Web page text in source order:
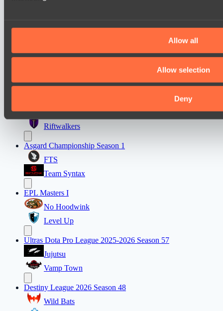
Allow all
Allow selection
Deny
Mad Dogs League 2026 Season 48
Ultras Dota Pro League 2025-2026 Season 57
Night Force
Riftwalkers
Asgard Championship Season 1
FTS
Team Syntax
EPL Masters I
No Hoodwink
Level Up
Ultras Dota Pro League 2025-2026 Season 57
Jujutsu
Vamp Town
Destiny League 2026 Season 48
Wild Bats